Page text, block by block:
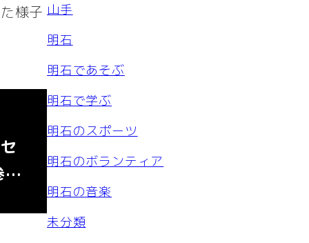
様子
…
山手
明石
明石であそぶ
明石で学ぶ
明石のスポーツ
明石のボランティア
明石の音楽
未分類